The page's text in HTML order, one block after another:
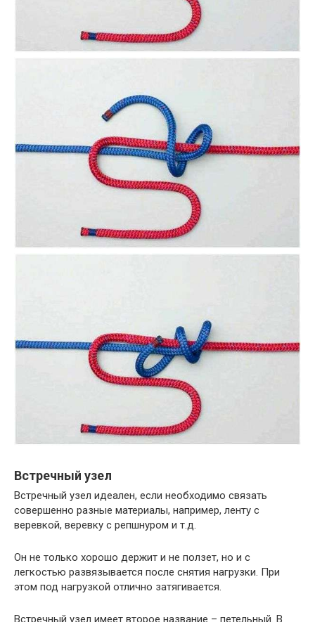
Встречный узел
Встречный узел идеален, если необходимо связать
совершенно разные материалы, например, ленту с
веревкой, веревку с репшнуром и т.д.
Он не только хорошо держит и не ползет, но и с
легкостью развязывается после снятия нагрузки. При
этом под нагрузкой отлично затягивается.
Встречный узел имеет второе название – петельный. В